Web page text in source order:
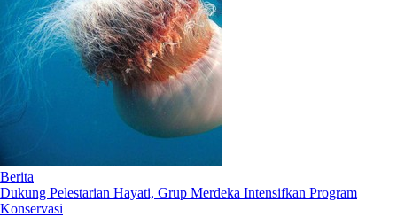
Berita
Dukung Pelestarian Hayati, Grup Merdeka Intensifkan Program
Konservasi